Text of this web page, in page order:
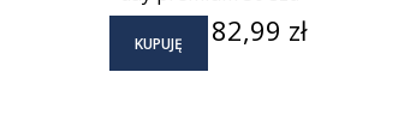
KUPUJĘ Cena
82,99 zł